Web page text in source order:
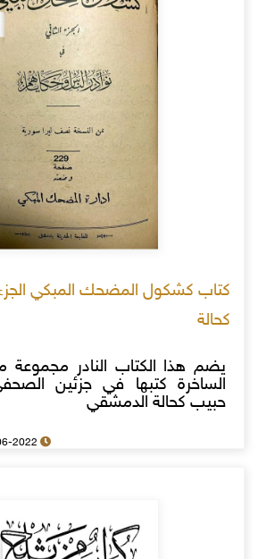
كتاب كشكول المضحك المبكي الجزء
كحالة
يضم هذا الكتاب النادر مجموعة
الساخرة كتبها في جزئين
حبيب كحالة الدمشقي
14-06-2022